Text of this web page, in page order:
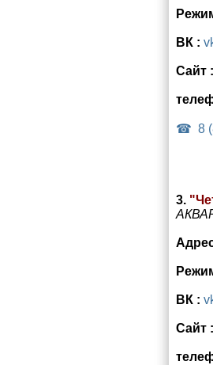
ВК :
Сайт :
8
3.
ВК :
Сайт :